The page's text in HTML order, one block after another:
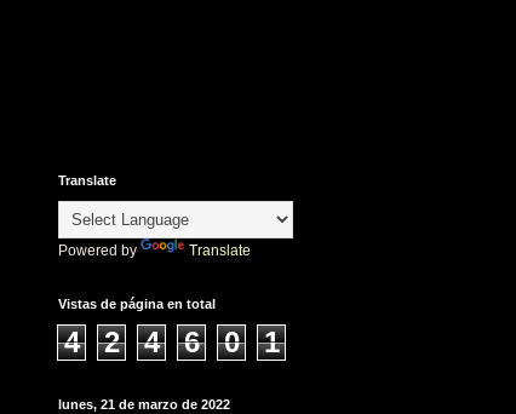
Translate
Powered by Translate
Vistas de página en total
4 2 4 6 0 1
lunes, 21 de marzo de 2022